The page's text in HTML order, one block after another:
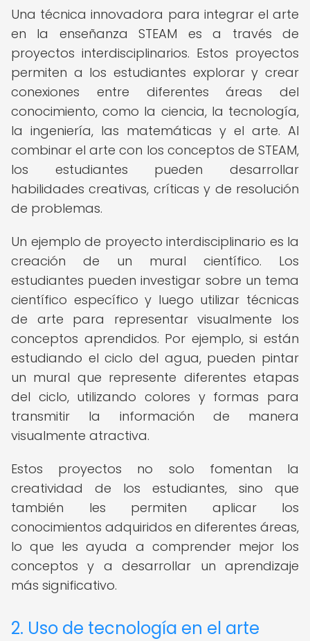
Una técnica innovadora para integrar el arte
en la enseñanza STEAM es a través de
proyectos interdisciplinarios. Estos proyectos
permiten a los estudiantes explorar y crear
conexiones entre diferentes áreas del
conocimiento, como la ciencia, la tecnología,
la ingeniería, las matemáticas y el arte. Al
combinar el arte con los conceptos de STEAM,
los estudiantes pueden desarrollar
habilidades creativas, críticas y de resolución
de problemas.
Un ejemplo de proyecto interdisciplinario es la
creación de un mural científico. Los
estudiantes pueden investigar sobre un tema
científico específico y luego utilizar técnicas
de arte para representar visualmente los
conceptos aprendidos. Por ejemplo, si están
estudiando el ciclo del agua, pueden pintar
un mural que represente diferentes etapas
del ciclo, utilizando colores y formas para
transmitir la información de manera
visualmente atractiva.
Estos proyectos no solo fomentan la
creatividad de los estudiantes, sino que
también les permiten aplicar los
conocimientos adquiridos en diferentes áreas,
lo que les ayuda a comprender mejor los
conceptos y a desarrollar un aprendizaje
más significativo.
2. Uso de tecnología en el arte